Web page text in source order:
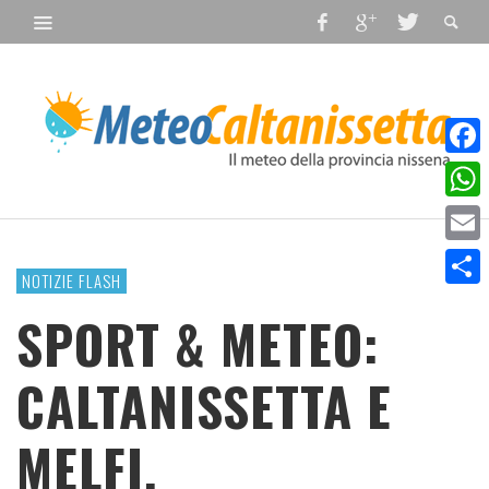
NOTIZIE FLASH
SPORT & METEO:
CALTANISSETTA E
MELFI.
Email